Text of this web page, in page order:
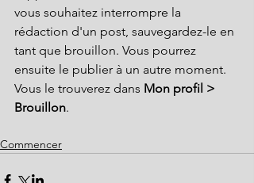
vous souhaitez interrompre la
rédaction d'un post, sauvegardez-le en
tant que brouillon. Vous pourrez
ensuite le publier à un autre moment.
Vous le trouverez dans Mon profil >
Brouillon.
Commencer